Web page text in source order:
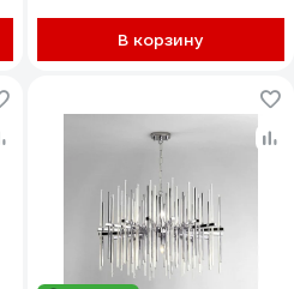
В корзину